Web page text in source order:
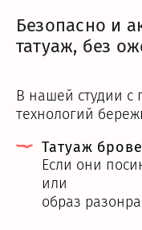
Безопасно и
татуаж, без
В нашей студии
технологий
Татуаж
Если они
или
образ